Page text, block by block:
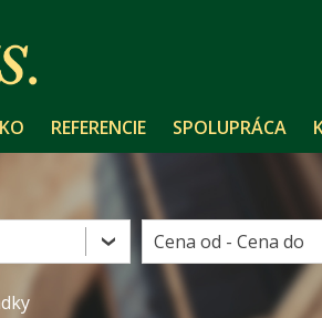
REFERENCIE SPOLUPRÁCA